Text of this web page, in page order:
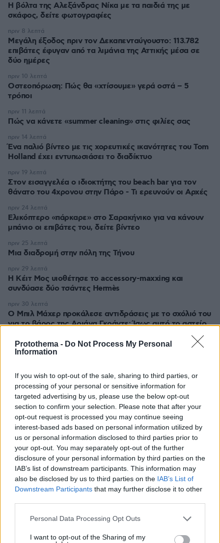
Protothema - Do Not Process My Personal
Information
If you wish to opt-out of the sale, sharing to third parties, or
processing of your personal or sensitive information for
targeted advertising by us, please use the below opt-out
section to confirm your selection. Please note that after your
opt-out request is processed you may continue seeing
interest-based ads based on personal information utilized by
us or personal information disclosed to third parties prior to
your opt-out. You may separately opt-out of the further
disclosure of your personal information by third parties on the
IAB’s list of downstream participants. This information may
also be disclosed by us to third parties on the IAB’s List of
Downstream Participants that may further disclose it to other
Please note that this website/app uses one or more Google
not limited to your visit or usage behaviour. You may click to
Personal Data Processing Opt Outs
I want to opt-out of the Sharing of my
Η βόλτα της Αλεξάνδρας Νίκα με τα παιδιά της με
σκάφος, δείτε φωτογραφίες
Μεγάλη έξοδος πριν τον Δεκαπενταύγουστο: 113.782
επιβάτες έφυγαν από τα λιμάνια της Αττικής μέσα σε
δύο ημέρες
πριν 8 λεπτά
Οστεοπόρωση: Πώς θα «χτίσουμε» γερά οστά – 5
τρόποι
πριν 10 λεπτά
Πώς να κάνετε «summer cleaning» στις φιλίες σας
πριν 11 λεπτά
Ένα παλιό βίντεο με τις χορευτικές ικανότητες του Tom
Holland έχει εντυπωσιάσει το διαδίκτυο
πριν 14 λεπτά
Στον εισαγγελέα ο ιδιοκτήτης του beach bar για τον
θάνατο του 4χρονου στην Πάρο - Τι ερευνούν οι Αρχές
πριν 19 λεπτά
Ελικόπτερο «πάρκαρε» στο Σαρακήνικο για να κάνουν
μπάνιο οι επιβάτες του, δείτε βίντεο
πριν 24 λεπτά
Μια διαδρομή στην πόλη της Τήνου
πριν 25 λεπτά
Η Κέιτ Μος υιοθέτησε τo accessory-maxxing και
συνδύασε δύο τσάντες Hermès
πριν 29 λεπτά
Ο Μπιλ Μάχερ προκάλεσε αντιδράσεις με το σχόλιό του
για το βάρος της Αριάνα Γκράντε: Ίσως αυτό το αστείο
πριν 30 λεπτά
ΤΑ ΠΙΟ ΔΗΜΟΦΙΛΗ